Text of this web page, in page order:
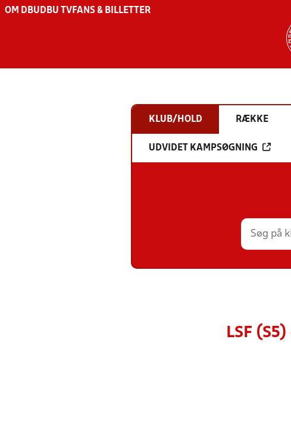
OM DBU DBU TV FANS & BILLETTER
KLUB/HOLD RÆKKE
UDVIDET KAMPSØGNING
LSF